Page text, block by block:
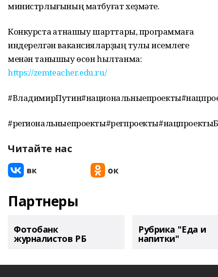
министрлығының матбуғат хеҙмәте.
Конкурста ҡатнашыу шарттары, программаға
индерелгән вакансияларҙың тулы исемлеге
менән танышыу өсөн һылтанма:
https://zemteacher.edu.ru/
Читайте нас
Партнеры
Фотобанк
журналистов РБ
Рубрика "Еда и
напитки"